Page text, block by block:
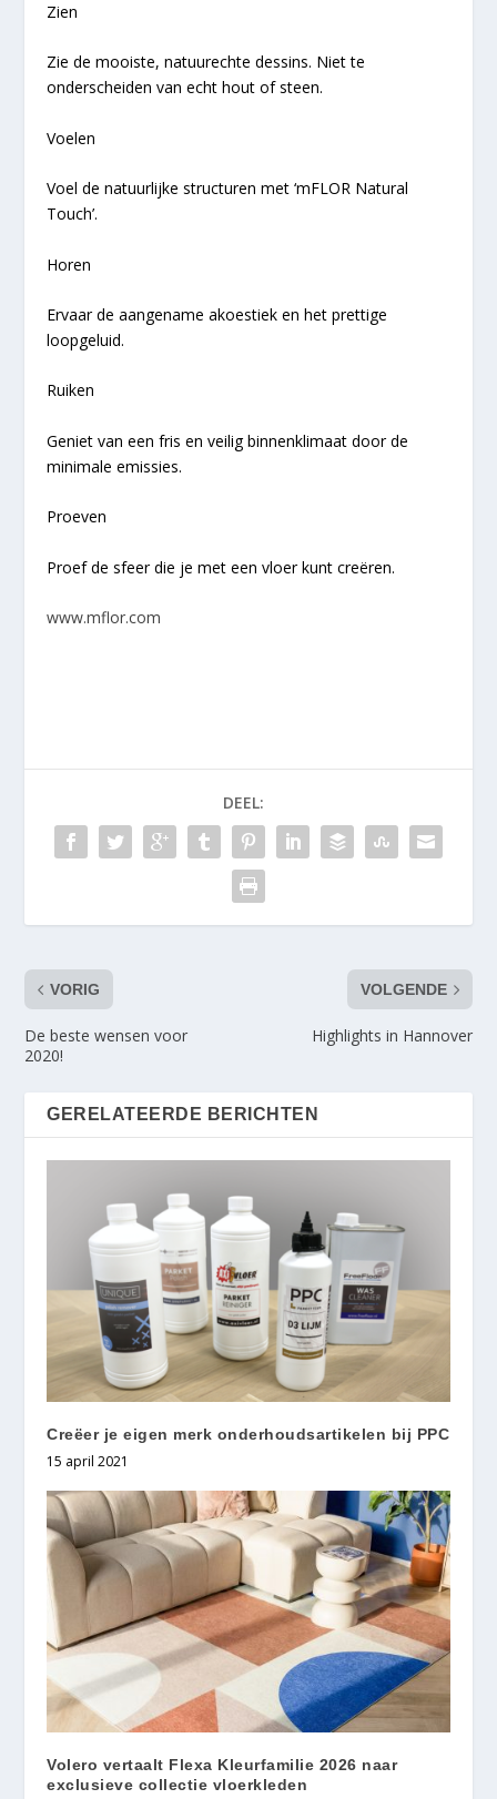
Zien
Zie de mooiste, natuurechte dessins. Niet te
onderscheiden van echt hout of steen.
Voelen
Voel de natuurlijke structuren met ‘mFLOR Natural
Touch’.
Horen
Ervaar de aangename akoestiek en het prettige
loopgeluid.
Ruiken
Geniet van een fris en veilig binnenklimaat door de
minimale emissies.
Proeven
Proef de sfeer die je met een vloer kunt creëren.
www.mflor.com
DEEL:
VORIG
De beste wensen voor
2020!
VOLGENDE
Highlights in Hannover
GERELATEERDE BERICHTEN
Creëer je eigen merk onderhoudsartikelen bij PPC
15 april 2021
Volero vertaalt Flexa Kleurfamilie 2026 naar
exclusieve collectie vloerkleden